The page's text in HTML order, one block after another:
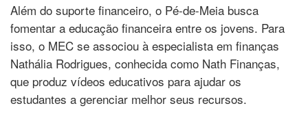
Além do suporte financeiro, o Pé-de-Meia busca
fomentar a educação financeira entre os jovens. Para
isso, o MEC se associou à especialista em finanças
Nathália Rodrigues, conhecida como Nath Finanças,
que produz vídeos educativos para ajudar os
estudantes a gerenciar melhor seus recursos.